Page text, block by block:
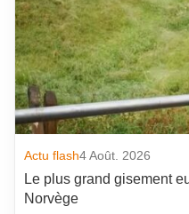
Actu flash4 Août. 2026
Le plus grand gisement
Norvège